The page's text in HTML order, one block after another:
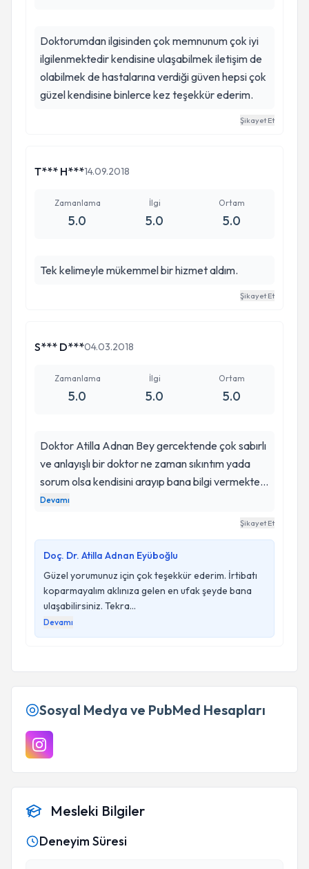
Doktorumdan ilgisinden çok memnunum çok iyi
ilgilenmektedir kendisine ulaşabilmek iletişim de
olabilmek de hastalarına verdiği güven hepsi çok
güzel kendisine binlerce kez teşekkür ederim.
Şikayet Et
T*** H***14.09.2018
Zamanlama
5.0
İlgi
5.0
Ortam
5.0
Tek kelimeyle mükemmel bir hizmet aldım.
Şikayet Et
S*** D***04.03.2018
Zamanlama
5.0
İlgi
5.0
Ortam
5.0
Doktor Atilla Adnan Bey gercektende çok sabırlı
ve anlayışlı bir doktor ne zaman sıkıntım yada
sorum olsa kendisini arayıp bana bilgi vermekten
asla çekinmiyor ameliyatım öncesinde de
sonrasında da hep güleryüzlü olmustur tekrardan
Devamı
Şikayet Et
Doç. Dr. Atilla Adnan Eyüboğlu
Güzel yorumunuz için çok teşekkür ederim. İrtibatı
koparmayalım aklınıza gelen en ufak şeyde bana
ulaşabilirsiniz. Tekra...
Devamı
Sosyal Medya ve PubMed Hesapları
Mesleki Bilgiler
Deneyim Süresi